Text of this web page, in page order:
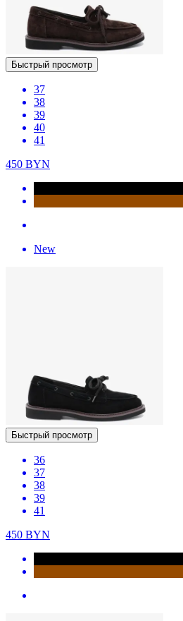
Быстрый просмотр
37
38
39
40
41
450 BYN
New
Быстрый просмотр
36
37
38
39
41
450 BYN